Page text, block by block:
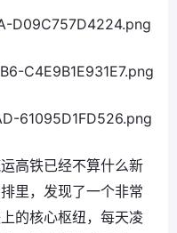
高铁已经不算什么新
里，发现了一个非常
的核心枢纽，每天凌